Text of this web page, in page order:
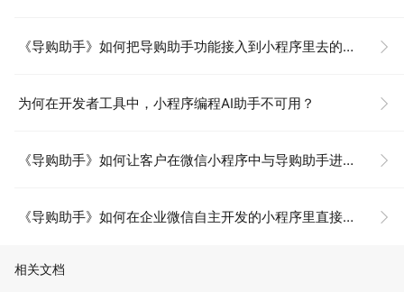
《导购助手》如何把导购助手功能接入到小程序里去的吗？
为何在开发者工具中，小程序编程AI助手不可用？
《导购助手》如何让客户在微信小程序中与导购助手进行会话？
《导购助手》如何在企业微信自主开发的小程序里直接调起导购和客户的对话？
相关文档